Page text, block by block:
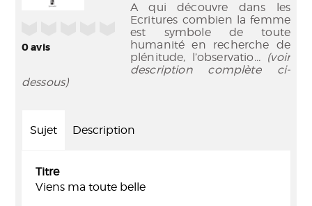
0avis
A qui découvre dans les
Ecritures combien la femme
est symbole de toute
humanité en recherche de
plénitude, l’observatio... (voir
description complète ci-
dessous)
Sujet Description
Titre
Viens ma toute belle